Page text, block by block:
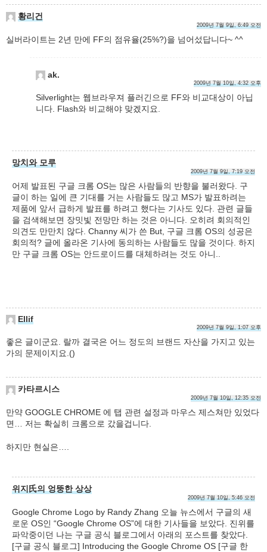
황리건
2009년 7월 9일, 6:49 오전
실버라이트는 2년 만에 FF의 점유율(25%?)을 넘어섰답니다~ ^^
ak.
2009년 7월 10일, 4:32 오후
Silverlight는 웹브라우져 플러긴으로 FF와 비교대상이 아닙
니다. Flash와 비교해야 맞겠지요.
망치와 모루
2009년 7월 9일, 7:19 오전
어제 발표된 구글 크롬 OS는 많은 사람들의 반향을 불러왔다. 구
글이 하는 일에 큰 기대를 거는 사람들도 많고 MS가 발표하려는
제품에 앞서 급하게 발표를 하려고 했다는 기사도 있다. 관련 글들
을 검색해보면 장밋빛 전망만 하는 것은 아니다. 오히려 회의적인
의견도 만만치 않다. Channy 씨가 쓴 But, 구글 크롬 OS의 성공은
회의적? 글에 올라온 기사에 동의하는 사람들도 많을 것이다. 하지
만 구글 크롬 OS는 안드로이드를 대체하려는 것도 아니..
Ellif
2009년 7월 9일, 1:07 오후
좋은 글이군요. 랄까 결국은 어느 정도의 브랜드 자산을 가지고 있는
가의 문제이지요.()
카타르시스
2009년 7월 10일, 12:35 오전
만약 GOOGLE CHROME 에 탭 관련 설정과 마우스 제스쳐만 있었다
면… 저는 확실히 크롬으로 갔을겁니다.
하지만 현실은….
위지氏의 엉뚱한 상상
2009년 7월 10일, 5:46 오전
Google Chrome Logo by Randy Zhang 오늘 뉴스에서 구글의 새
로운 OS인 “Google Chrome OS”에 대한 기사들을 보았다. 진위를
파악중이던 나는 구글 공식 블로그에서 아래의 포스트를 찾았다.
[구글 공식 블로그] Introducing the Google Chrome OS [구글 한